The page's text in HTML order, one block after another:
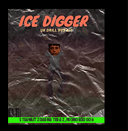
STIAHNUŤ ZDARMA TERAZ, PROMO KÓD 006